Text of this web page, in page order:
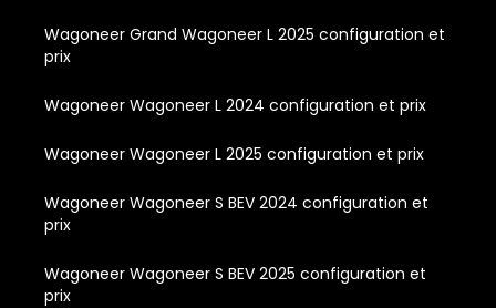
Wagoneer Grand Wagoneer L 2025 configuration et
prix
Wagoneer Wagoneer L 2024 configuration et prix
Wagoneer Wagoneer L 2025 configuration et prix
Wagoneer Wagoneer S BEV 2024 configuration et
prix
Wagoneer Wagoneer S BEV 2025 configuration et
prix